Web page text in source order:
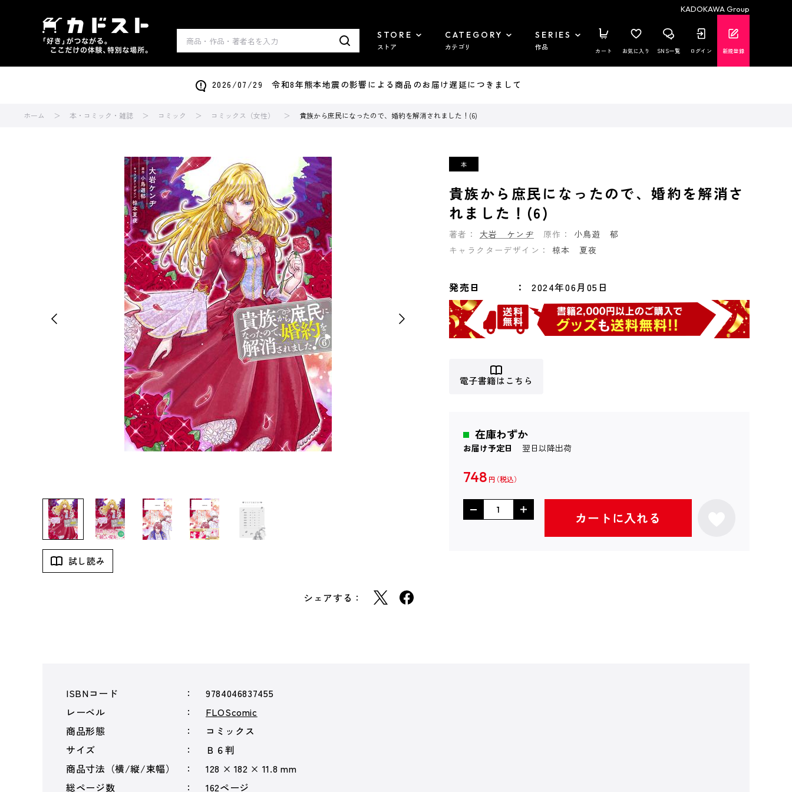
KADOKAWA Group
STORE
ストア
CATEGORY
カテゴリ
SERIES
作品 カート お気に入り SNS一覧 ログイン 新規登録
2026/07/29 令和8年熊本地震の影響による商品のお届け遅延につきまして
ホーム 本・コミック・雑誌 コミック コミックス（女性） 貴族から庶民になったので、婚約を解消されました！(6)
試し読み
シェアする：
貴族から庶民になったので、婚約を解消さ
れました！(6)
著者： 大岩 ケンヂ 原作：
小鳥遊 郁
キャラクターデザイン：
椋本 夏夜
発売日 2024年06月05日
電子書籍はこちら
在庫わずか
お届け予定日 翌日以降出荷
748 円
カートに入れる
ISBNコード
9784046837455
レーベル
FLOScomic
商品形態
コミックス
サイズ
Ｂ６判
商品寸法（横/縦/束幅）
128 × 182 × 11.8 mm
総ページ数
162ページ